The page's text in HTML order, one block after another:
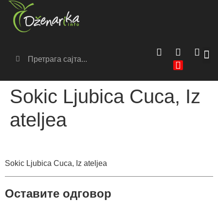
Sokic Ljubica Cuca, Iz
ateljea
Sokic Ljubica Cuca, Iz ateljea
Оставите одговор